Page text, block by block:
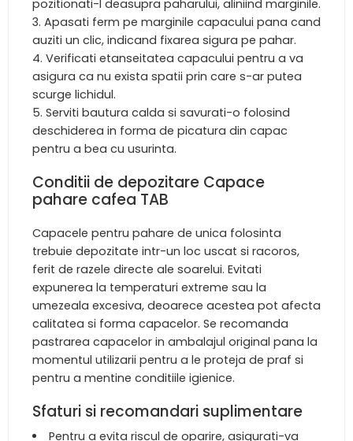
pozitionati-l deasupra paharului, aliniind marginile.
Apasati ferm pe marginile capacului pana cand
auziti un clic, indicand fixarea sigura pe pahar.
Verificati etanseitatea capacului pentru a va
asigura ca nu exista spatii prin care s-ar putea
scurge lichidul.
Serviti bautura calda si savurati-o folosind
deschiderea in forma de picatura din capac
pentru a bea cu usurinta.
Conditii de depozitare Capace
pahare cafea TAB
Capacele pentru pahare de unica folosinta
trebuie depozitate intr-un loc uscat si racoros,
ferit de razele directe ale soarelui. Evitati
expunerea la temperaturi extreme sau la
umezeala excesiva, deoarece acestea pot afecta
calitatea si forma capacelor. Se recomanda
pastrarea capacelor in ambalajul original pana la
momentul utilizarii pentru a le proteja de praf si
pentru a mentine conditiile igienice.
Sfaturi si recomandari suplimentare
Pentru a evita riscul de oparire, asigurati-va